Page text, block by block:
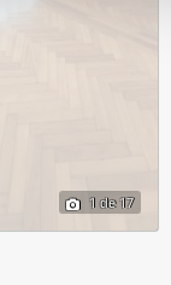
ofrecer funciones
que haga del
pueden
a partir del uso
1 de 17